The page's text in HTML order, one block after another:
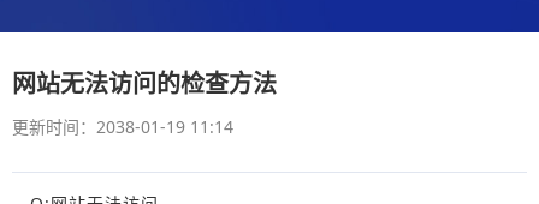
网站无法访问的检查方法
更新时间：2038-01-19 11:14